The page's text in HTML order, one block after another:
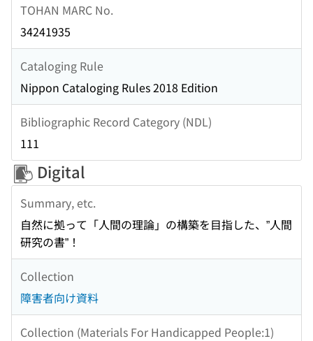
TOHAN MARC No.
34241935
Cataloging Rule
Nippon Cataloging Rules 2018 Edition
Bibliographic Record Category (NDL)
111
Digital
Summary, etc.
自然に拠って「人間の理論」の構築を目指した、”人間
研究の書”！
Collection
障害者向け資料
Collection (Materials For Handicapped People:1)